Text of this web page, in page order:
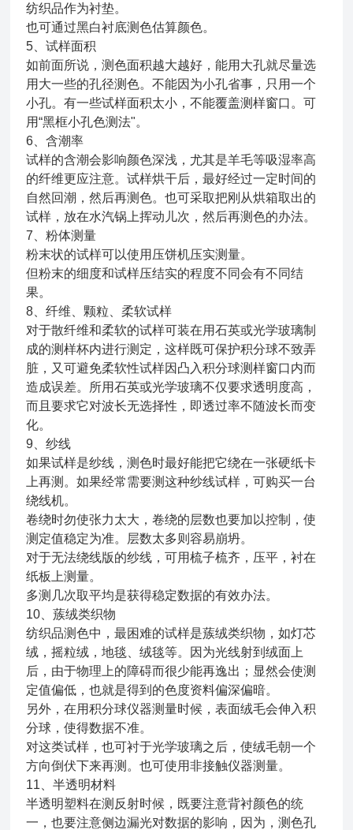
纺织品作为衬垫。
也可通过黑白衬底测色估算颜色。
5、试样面积
如前面所说，测色面积越大越好，能用大孔就尽量选
用大一些的孔径测色。不能因为小孔省事，只用一个
小孔。有一些试样面积太小，不能覆盖测样窗口。可
用“黑框小孔色测法"。
6、含潮率
试样的含潮会影响颜色深浅，尤其是羊毛等吸湿率高
的纤维更应注意。试样烘干后，最好经过一定时间的
自然回潮，然后再测色。也可采取把刚从烘箱取出的
试样，放在水汽锅上挥动儿次，然后再测色的办法。
7、粉体测量
粉末状的试样可以使用压饼机压实测量。
但粉末的细度和试样压结实的程度不同会有不同结
果。
8、纤维、颗粒、柔软试样
对于散纤维和柔软的试样可装在用石英或光学玻璃制
成的测样杯内进行测定，这样既可保护积分球不致弄
脏，又可避免柔软性试样因凸入积分球测样窗口内而
造成误差。所用石英或光学玻璃不仅要求透明度高，
而且要求它对波长无选择性，即透过率不随波长而变
化。
9、纱线
如果试样是纱线，测色时最好能把它绕在一张硬纸卡
上再测。如果经常需要测这种纱线试样，可购买一台
绕线机。
卷绕时勿使张力太大，卷绕的层数也要加以控制，使
测定值稳定为准。层数太多则容易崩坍。
对于无法绕线版的纱线，可用梳子梳齐，压平，衬在
纸板上测量。
多测几次取平均是获得稳定数据的有效办法。
10、蔟绒类织物
纺织品测色中，最困难的试样是蔟绒类织物，如灯芯
绒，摇粒绒，地毯、绒毯等。因为光线射到绒面上
后，由于物理上的障碍而很少能再逸出；显然会使测
定值偏低，也就是得到的色度资料偏深偏暗。
另外，在用积分球仪器测量时候，表面绒毛会伸入积
分球，使得数据不准。
对这类试样，也可衬于光学玻璃之后，使绒毛朝一个
方向倒伏下来再测。也可使用非接触仪器测量。
11、半透明材料
半透明塑料在测反射时候，既要注意背衬颜色的统
一，也要注意侧边漏光对数据的影响，因为，测色孔